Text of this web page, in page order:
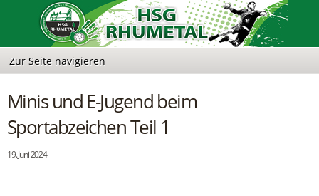
Minis und E-Jugend beim
Sportabzeichen Teil 1
19. Juni 2024